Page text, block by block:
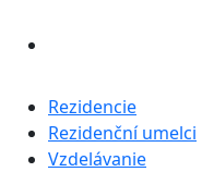
Rezidencie
Rezidenční umelci
Vzdelávanie